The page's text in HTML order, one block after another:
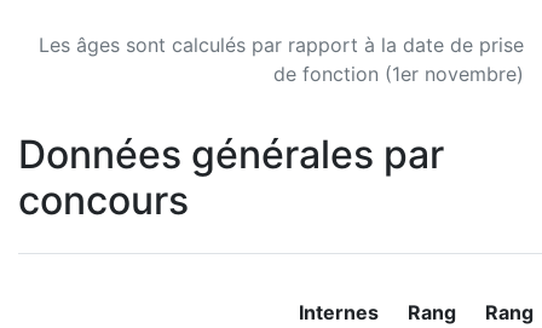
Les âges sont calculés par rapport à la date de prise
de fonction (1er novembre)
Données générales par
concours
Internes
Rang
Rang